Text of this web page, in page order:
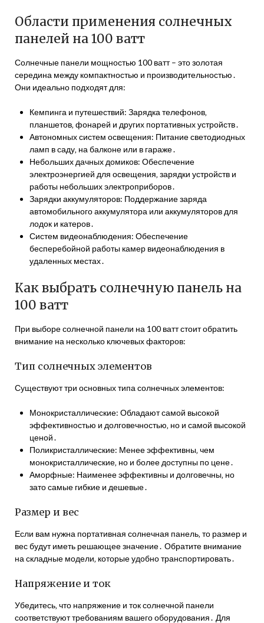
Области применения солнечных
панелей на 100 ватт
Солнечные панели мощностью 100 ватт – это золотая
середина между компактностью и производительностью․
Они идеально подходят для:
Кемпинга и путешествий: Зарядка телефонов‚
планшетов‚ фонарей и других портативных устройств․
Автономных систем освещения: Питание светодиодных
ламп в саду‚ на балконе или в гараже․
Небольших дачных домиков: Обеспечение
электроэнергией для освещения‚ зарядки устройств и
работы небольших электроприборов․
Зарядки аккумуляторов: Поддержание заряда
автомобильного аккумулятора или аккумуляторов для
лодок и катеров․
Систем видеонаблюдения: Обеспечение
бесперебойной работы камер видеонаблюдения в
удаленных местах․
Как выбрать солнечную панель на
100 ватт
При выборе солнечной панели на 100 ватт стоит обратить
внимание на несколько ключевых факторов:
Тип солнечных элементов
Существуют три основных типа солнечных элементов:
Монокристаллические: Обладают самой высокой
эффективностью и долговечностью‚ но и самой высокой
ценой․
Поликристаллические: Менее эффективны‚ чем
монокристаллические‚ но и более доступны по цене․
Аморфные: Наименее эффективны и долговечны‚ но
зато самые гибкие и дешевые․
Размер и вес
Если вам нужна портативная солнечная панель‚ то размер и
вес будут иметь решающее значение․ Обратите внимание
на складные модели‚ которые удобно транспортировать․
Напряжение и ток
Убедитесь‚ что напряжение и ток солнечной панели
соответствуют требованиям вашего оборудования․ Для